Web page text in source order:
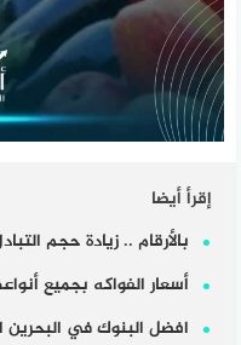
إقرأ أيضا
بالأرقام .. زيادة حجم
أسعار الفواكه بجميع
افضل البنوك في البحرين